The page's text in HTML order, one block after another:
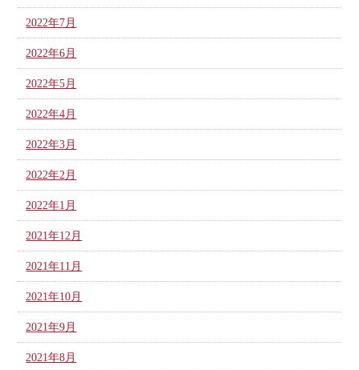
2022年7月
2022年6月
2022年5月
2022年4月
2022年3月
2022年2月
2022年1月
2021年12月
2021年11月
2021年10月
2021年9月
2021年8月